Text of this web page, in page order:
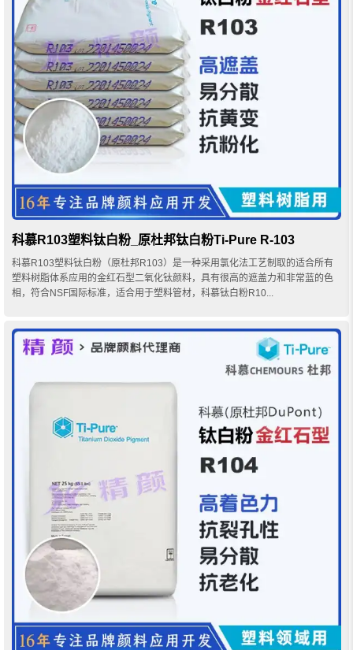
科慕R103塑料钛白粉_原杜邦钛白粉Ti-Pure R-103
科慕R103塑料钛白粉（原杜邦R103）是一种采用氯化法工艺制取的适合所有
塑料树脂体系应用的金红石型二氧化钛颜料，具有很高的遮盖力和非常蓝的色
相，符合NSF国际标准，适合用于塑料管材，科慕钛白粉R10...